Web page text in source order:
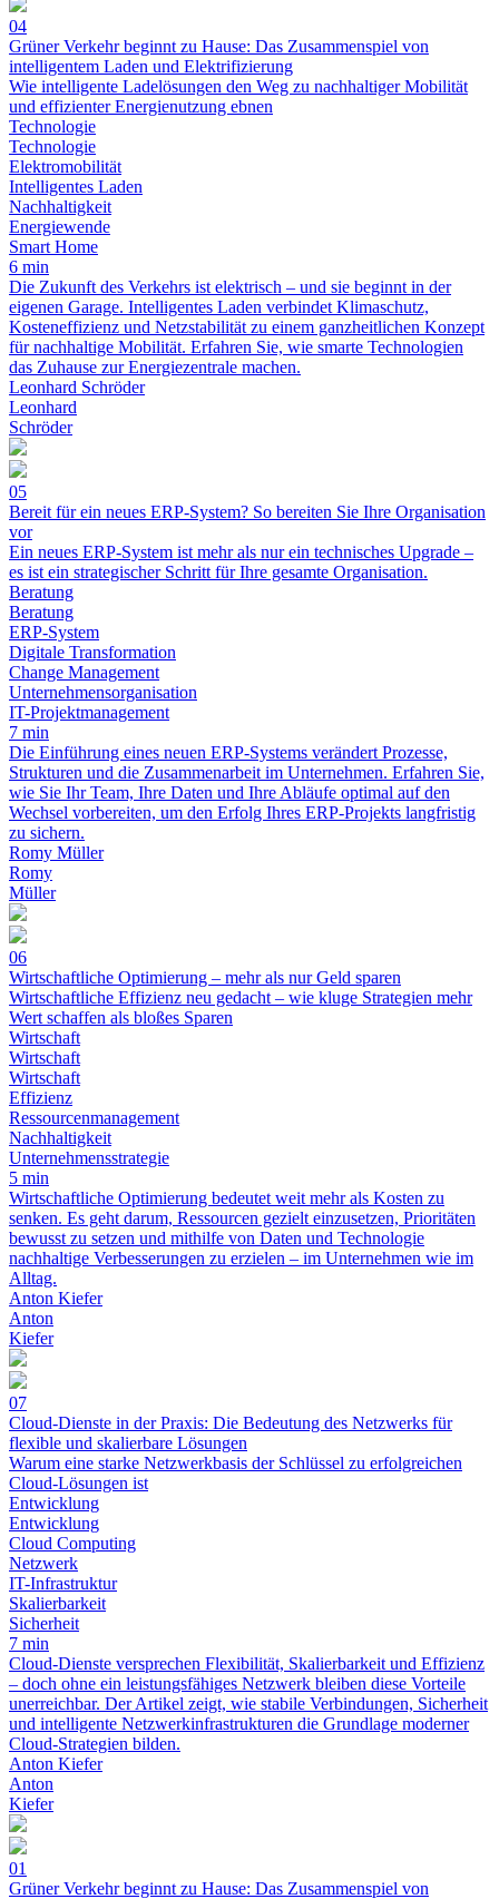
04
Grüner Verkehr beginnt zu Hause: Das Zusammenspiel von
intelligentem Laden und Elektrifizierung
Wie intelligente Ladelösungen den Weg zu nachhaltiger Mobilität
und effizienter Energienutzung ebnen
Technologie
Technologie
Elektromobilität
Intelligentes Laden
Nachhaltigkeit
Energiewende
Smart Home
6 min
Die Zukunft des Verkehrs ist elektrisch – und sie beginnt in der
eigenen Garage. Intelligentes Laden verbindet Klimaschutz,
Kosteneffizienz und Netzstabilität zu einem ganzheitlichen Konzept
für nachhaltige Mobilität. Erfahren Sie, wie smarte Technologien
das Zuhause zur Energiezentrale machen.
Leonhard Schröder
Leonhard
Schröder
05
Bereit für ein neues ERP-System? So bereiten Sie Ihre Organisation
vor
Ein neues ERP-System ist mehr als nur ein technisches Upgrade –
es ist ein strategischer Schritt für Ihre gesamte Organisation.
Beratung
Beratung
ERP-System
Digitale Transformation
Change Management
Unternehmensorganisation
IT-Projektmanagement
7 min
Die Einführung eines neuen ERP-Systems verändert Prozesse,
Strukturen und die Zusammenarbeit im Unternehmen. Erfahren Sie,
wie Sie Ihr Team, Ihre Daten und Ihre Abläufe optimal auf den
Wechsel vorbereiten, um den Erfolg Ihres ERP-Projekts langfristig
zu sichern.
Romy Müller
Romy
Müller
06
Wirtschaftliche Optimierung – mehr als nur Geld sparen
Wirtschaftliche Effizienz neu gedacht – wie kluge Strategien mehr
Wert schaffen als bloßes Sparen
Wirtschaft
Wirtschaft
Wirtschaft
Effizienz
Ressourcenmanagement
Nachhaltigkeit
Unternehmensstrategie
5 min
Wirtschaftliche Optimierung bedeutet weit mehr als Kosten zu
senken. Es geht darum, Ressourcen gezielt einzusetzen, Prioritäten
bewusst zu setzen und mithilfe von Daten und Technologie
nachhaltige Verbesserungen zu erzielen – im Unternehmen wie im
Alltag.
Anton Kiefer
Anton
Kiefer
07
Cloud-Dienste in der Praxis: Die Bedeutung des Netzwerks für
flexible und skalierbare Lösungen
Warum eine starke Netzwerkbasis der Schlüssel zu erfolgreichen
Cloud-Lösungen ist
Entwicklung
Entwicklung
Cloud Computing
Netzwerk
IT-Infrastruktur
Skalierbarkeit
Sicherheit
7 min
Cloud-Dienste versprechen Flexibilität, Skalierbarkeit und Effizienz
– doch ohne ein leistungsfähiges Netzwerk bleiben diese Vorteile
unerreichbar. Der Artikel zeigt, wie stabile Verbindungen, Sicherheit
und intelligente Netzwerkinfrastrukturen die Grundlage moderner
Cloud-Strategien bilden.
Anton Kiefer
Anton
Kiefer
01
Grüner Verkehr beginnt zu Hause: Das Zusammenspiel von